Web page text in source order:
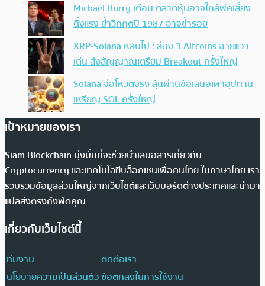
Michael Burry เตือน ตลาดหุ้นอาจใกล้พีคเสี่ยง
ดิ่งแรง ย้ำวิกฤตปี 1987 อาจซ้ำรอย
XRP-Solana หลบไป : ส่อง 3 Altcoins ฉายแวว
เด่น ส่งสัญญาณเตรียม Breakout ครั้งใหญ่
Solana จ่อโหวตจริง ลุ้นผ่านข้อเสนอเผาอุปทาน
เหรียญ SOL ครั้งใหญ่
เป้าหมายของเรา
Siam Blockchain มุ่งมั่นที่จะช่วยนำเสนอสารเกี่ยวกับ
Cryptocurrency และเทคโนโลยีบล็อกเชนเพื่อคนไทย ในภาษาไทย เรา
รวบรวมข้อมูลส่วนใหญ่จากเว็บไซต์และเว็บบอร์ดต่างประเทศและนำมา
แปลส่งตรงถึงฟีดคุณ
เกี่ยวกับเว็บไซต์นี้
ทีมงาน
ติดต่อเรา
นโยบายความเป็นส่วนตัวข้อตกลงในการใช้งาน